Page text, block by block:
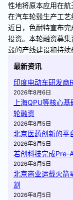
性地将原本应用在航
在汽车轮毂生产工艺
近日，色耐特宣布
投资。本轮融资募
毂的产线建设和持续
最新资讯
印度电动车研发商
2026年8月6日
上海QPU等核心
轮融资
2026年8月5日
北京医药创新的平
2026年8月5日
若创科技完成Pre-
2026年8月5日
北京商业运载火箭
割
2026年8月5日